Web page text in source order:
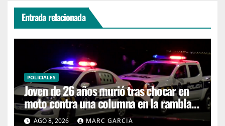
Entrada relacionada
POLICIALES
Joven de 26 años murió tras chocar en
moto contra una columna en la rambla
Mansa
AGO 8, 2026 MARC GARCIA